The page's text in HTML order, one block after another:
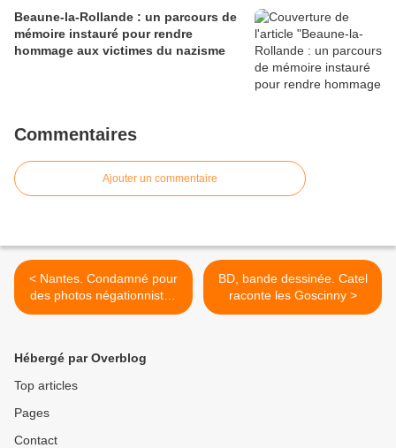
Beaune-la-Rollande : un parcours de
mémoire instauré pour rendre
hommage aux victimes du nazisme
Commentaires
Ajouter un commentaire
< Nantes. Condamné pour
des photos négationnistes
sur Facebook
BD, bande dessinée. Catel
raconte les Goscinny >
Hébergé par Overblog
Top articles
Pages
Contact